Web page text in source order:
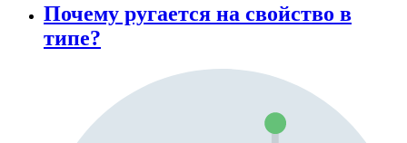
Почему ругается на свойство в
типе?